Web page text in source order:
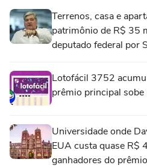
Terrenos, casa e
patrimônio de R$ 35
deputado federal por
Lotofácil 3752
prêmio principal
Universidade onde
EUA custa quase R$
ganhadores do